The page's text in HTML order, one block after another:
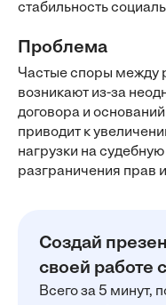
стабильность
Проблема
Частые споры между
возникают из-за
договора и
приводит к
нагрузки на
разграничения прав
Создай
своей работе
Всего за 5 минут,